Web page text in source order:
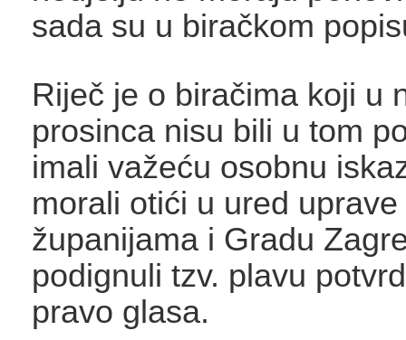
sada su u biračkom
Riječ je o biračima koji u
prosinca nisu bili u tom
imali važeću osobnu
morali otići u ured uprave
županijama i Gradu
podignuli tzv. plavu
pravo glasa.